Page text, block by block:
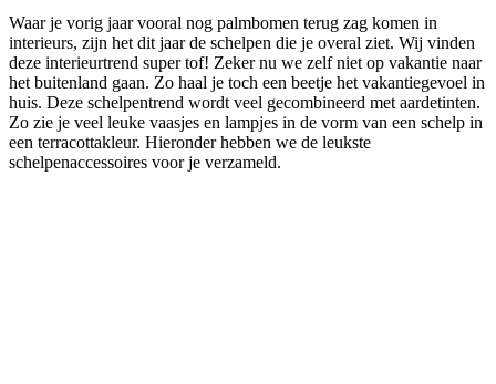
Waar je vorig jaar vooral nog palmbomen terug zag komen in
interieurs, zijn het dit jaar de schelpen die je overal ziet. Wij vinden
deze interieurtrend super tof! Zeker nu we zelf niet op vakantie naar
het buitenland gaan. Zo haal je toch een beetje het vakantiegevoel in
huis. Deze schelpentrend wordt veel gecombineerd met aardetinten.
Zo zie je veel leuke vaasjes en lampjes in de vorm van een schelp in
een terracottakleur. Hieronder hebben we de leukste
schelpenaccessoires voor je verzameld.